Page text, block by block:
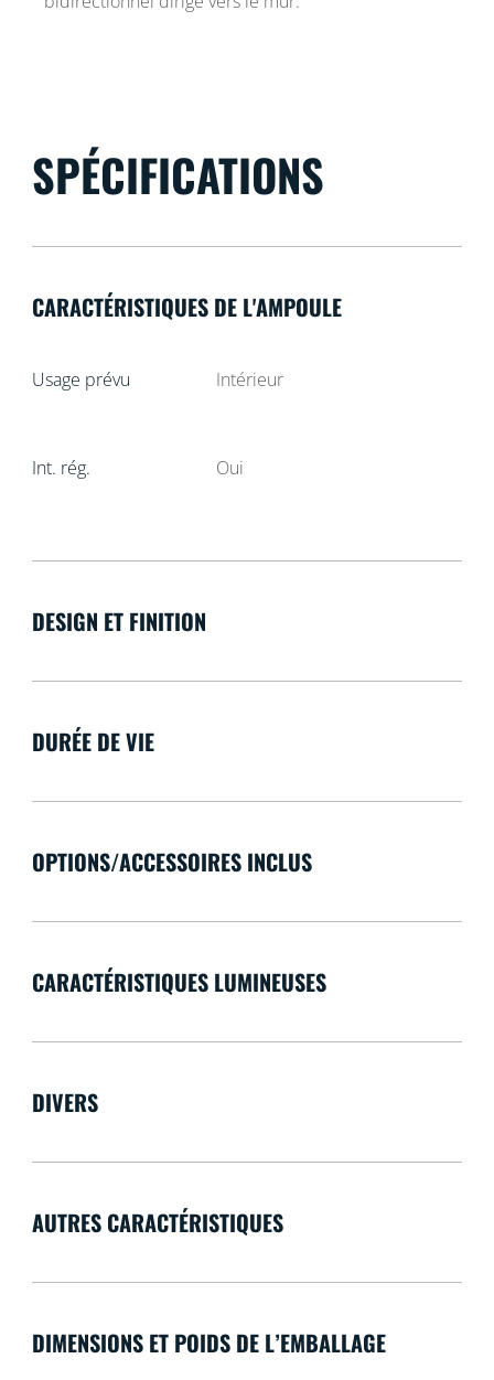
SPÉCIFICATIONS
CARACTÉRISTIQUES DE L'AMPOULE
Usage prévu Intérieur
Int. rég. Oui
DESIGN ET FINITION
DURÉE DE VIE
OPTIONS/ACCESSOIRES INCLUS
CARACTÉRISTIQUES LUMINEUSES
DIVERS
AUTRES CARACTÉRISTIQUES
DIMENSIONS ET POIDS DE L’EMBALLAGE